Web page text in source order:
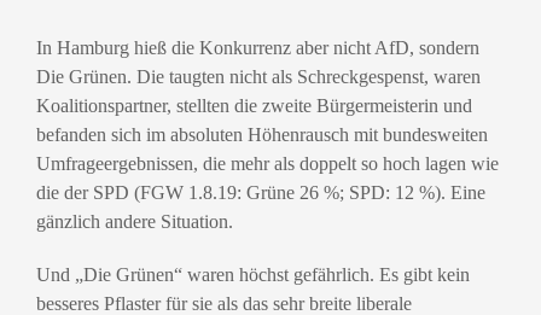
In Hamburg hieß die Konkurrenz aber nicht AfD, sondern
Die Grünen. Die taugten nicht als Schreckgespenst, waren
Koalitionspartner, stellten die zweite Bürgermeisterin und
befanden sich im absoluten Höhenrausch mit bundesweiten
Umfrageergebnissen, die mehr als doppelt so hoch lagen wie
die der SPD (FGW 1.8.19: Grüne 26 %; SPD: 12 %). Eine
gänzlich andere Situation.
Und „Die Grünen“ waren höchst gefährlich. Es gibt kein
besseres Pflaster für sie als das sehr breite liberale